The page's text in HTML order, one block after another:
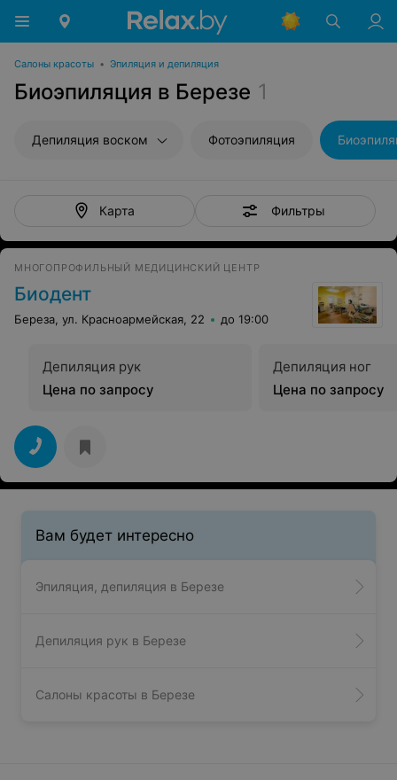
Салоны красоты • Эпиляция и депиляция
Биоэпиляция в Березе 1
Депиляция воском Фотоэпиляция
Карта Фильтры
МНОГОПРОФИЛЬНЫЙ МЕДИЦИНСКИЙ ЦЕНТР
Биодент
Береза, ул. Красноармейская, 22 до 19:00
Депиляция рук
Цена по запросу
Депиляция ног
Цена по запросу
Вам будет интересно
Эпиляция, депиляция в Березе
Депиляция рук в Березе
Салоны красоты в Березе